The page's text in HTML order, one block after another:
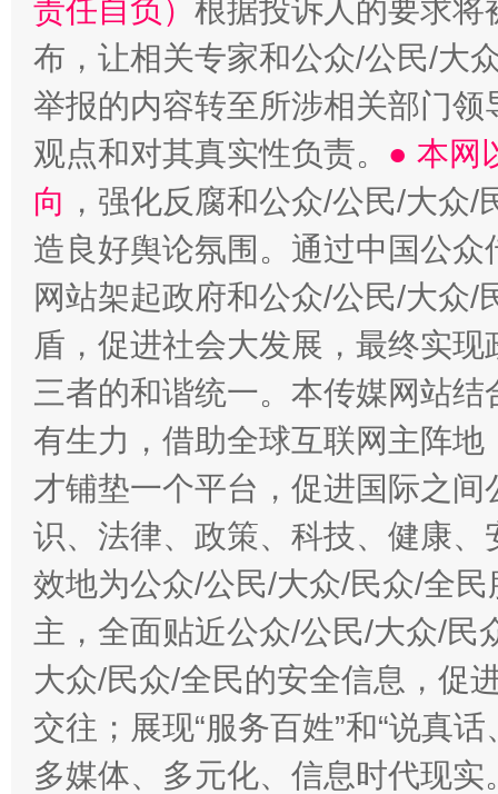
责任自负） 根据投诉人的要求将
布，让相关专家和公众/公民/大
举报的内容转至所涉相关部门
观点和对其真实性负责。 ● 本网
向 ，强化反腐和公众/公民/大众
造良好舆论氛围。通过中国公
网站架起政府和公众/公民/大众
盾，促进社会大发展，最终实
三者的和谐统一。本传媒网站
有生力，借助全球互联网主阵
才铺垫一个平台，促进国际之
识、法律、政策、科技、健康
效地为公众/公民/大众/民众/全
主，全面贴近公众/公民/大众/民
大众/民众/全民的安全信息，促
交往；展现“服务百姓”和“说真
多媒体、多元化、信息时代现实